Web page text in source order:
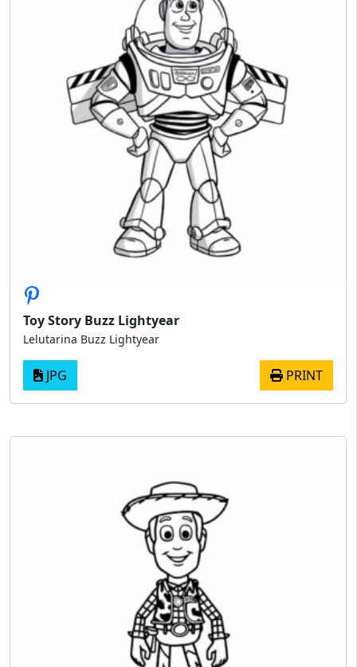
Toy Story Buzz Lightyear
Lelutarina Buzz Lightyear
JPG PRINT